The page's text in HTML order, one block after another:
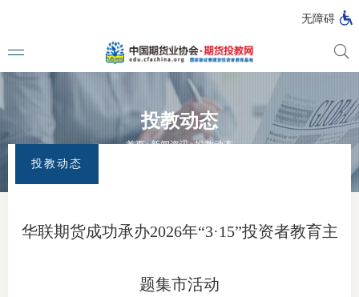
无障碍
媒体看
投教动
投教大
投教动态
首页>新闻资讯>投教动态
投教动态
华联期货成功承办2026年“3·15”投资者教育主
题集市活动